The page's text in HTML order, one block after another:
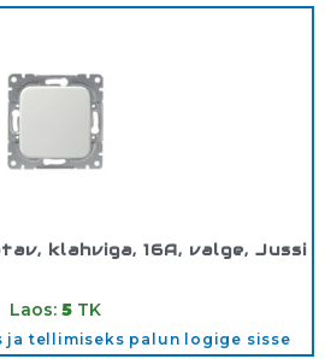
klahviga, 16A, valge, Jussi
Laos: 5 TK
ja tellimiseks palun logige sisse